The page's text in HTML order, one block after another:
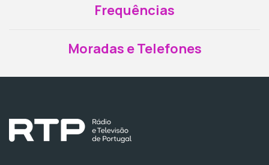
Frequências
Moradas e Telefones